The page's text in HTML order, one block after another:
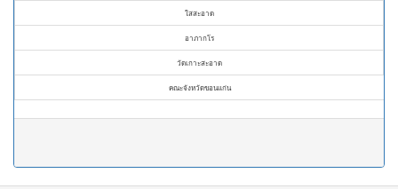
ใสสะอาด
อาภากโร
วัดเกาะสะอาด
คณะจังหวัดขอนแก่น